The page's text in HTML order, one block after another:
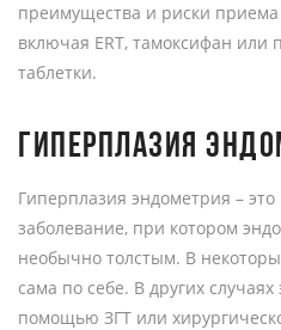
преимущества и риски
включая ERT, тамоксифан или
таблетки.
ГИПЕРПЛАЗИЯ
Гиперплазия эндометрия –
заболевание, при котором
необычно толстым. В
сама по себе. В других
помощью ЗГТ или